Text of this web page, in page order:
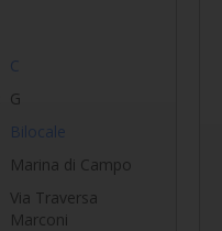
C
G
Bilocale
Marina di Campo
Via Traversa
Marconi